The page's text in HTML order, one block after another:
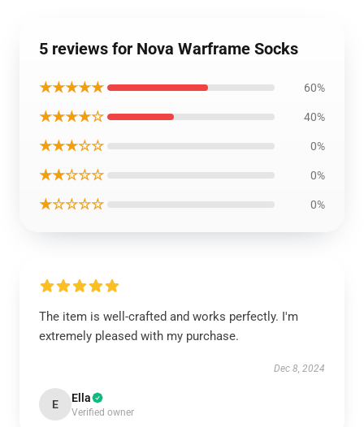
5 reviews for Nova Warframe Socks
★★★★★ 60%
★★★★☆ 40%
★★★☆☆ 0%
★★☆☆☆ 0%
★☆☆☆☆ 0%
The item is well-crafted and works perfectly. I'm
extremely pleased with my purchase.
Dec 8, 2024
E Ella
Verified owner